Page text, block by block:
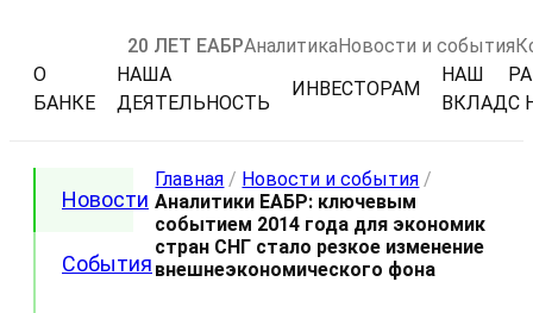
20 ЛЕТ ЕАБРАналитикаНовости и события
О
БАНКЕ
НАША
ДЕЯТЕЛЬНОСТЬ
ИНВЕСТОРАМ
НАШ
ВКЛАДС
Новости
События
Главная / Новости и события /
Аналитики ЕАБР: ключевым
событием 2014 года для экономик
стран СНГ стало резкое изменение
внешнеэкономического фона